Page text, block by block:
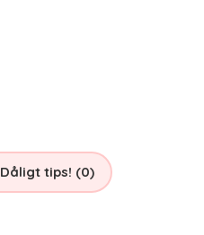
Dåligt tips! (0)